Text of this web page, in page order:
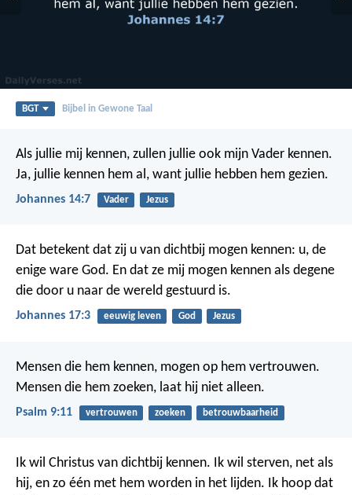
BGT Bijbel in Gewone Taal
Als jullie mij kennen, zullen jullie ook mijn Vader kennen.
Ja, jullie kennen hem al, want jullie hebben hem gezien.
Johannes 14:7 Vader Jezus
Dat betekent dat zij u van dichtbij mogen kennen: u, de
enige ware God. En dat ze mij mogen kennen als degene
die door u naar de wereld gestuurd is.
Johannes 17:3 eeuwig leven God Jezus
Mensen die hem kennen, mogen op hem vertrouwen.
Mensen die hem zoeken, laat hij niet alleen.
Psalm 9:11 vertrouwen zoeken betrouwbaarheid
Ik wil Christus van dichtbij kennen. Ik wil sterven, net als
hij, en zo één met hem worden in het lijden. Ik hoop dat